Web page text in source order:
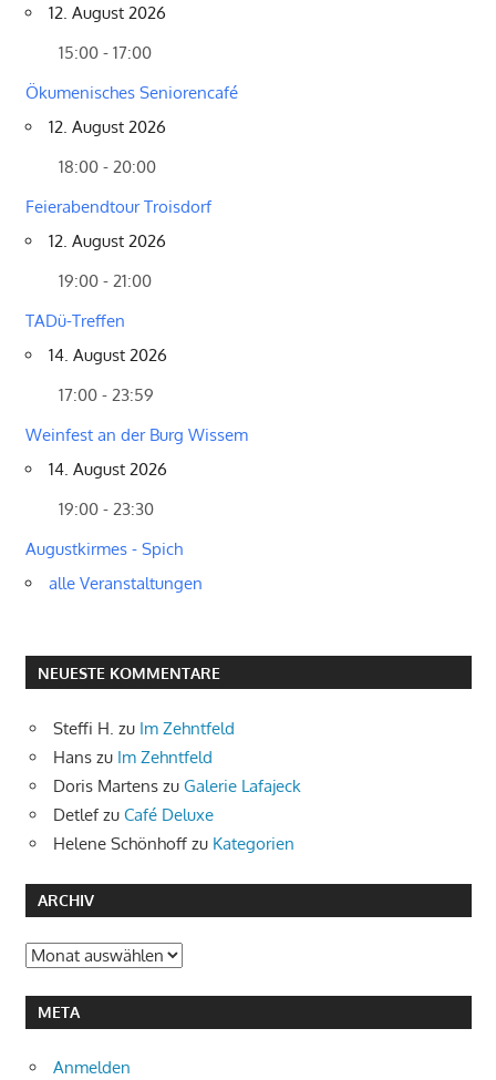
12. August 2026
15:00 - 17:00
Ökumenisches Seniorencafé
12. August 2026
18:00 - 20:00
Feierabendtour Troisdorf
12. August 2026
19:00 - 21:00
TADü-Treffen
14. August 2026
17:00 - 23:59
Weinfest an der Burg Wissem
14. August 2026
19:00 - 23:30
Augustkirmes - Spich
alle Veranstaltungen
NEUESTE KOMMENTARE
Steffi H. zu Im Zehntfeld
Hans zu Im Zehntfeld
Doris Martens zu Galerie Lafajeck
Detlefzu Café Deluxe
Helene Schönhoff zu Kategorien
ARCHIV
Archiv
META
Anmelden